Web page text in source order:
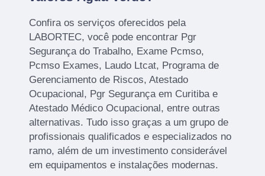
Confira os serviços oferecidos pela
LABORTEC, você pode encontrar Pgr
Segurança do Trabalho, Exame Pcmso,
Pcmso Exames, Laudo Ltcat, Programa de
Gerenciamento de Riscos, Atestado
Ocupacional, Pgr Segurança em Curitiba e
Atestado Médico Ocupacional, entre outras
alternativas. Tudo isso graças a um grupo de
profissionais qualificados e especializados no
ramo, além de um investimento considerável
em equipamentos e instalações modernas.